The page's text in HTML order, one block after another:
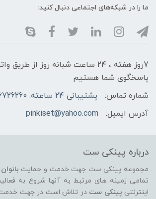
ما را در شبکه‌های اجتماعی دنبال کنید:
7روز هفته ، ۲۴ ساعت شبانه‌ روز از
پاسخگوی شما هستیم
شماره تماس:
پشتیبانی ۲۴ ساعته: 09196726260
آدرس ایمیل:
pinkiset@yahoo.com
درباره پینکی ست
مجموعه پینکی ست جهت خدمت و حمایت بانوان
تمامی زمینه های مرتبط به آنها شروع به
اینترنتی پینکی ست در تلاش است در جهت خدمت